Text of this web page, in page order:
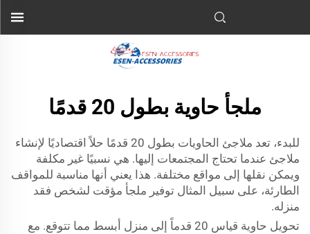
ملجأ حاوية بطول 20 قدمًا
للبدء، تعد ملاجئ الحاويات بطول 20 قدمًا حلاً اقتصاديًا لإنشاء
ملاجئ عندما تحتاج المجتمعات إليها. هي نسبيًا غير مكلفة
ويمكن نقلها إلى مواقع مختلفة. هذا يعني أنها مناسبة للمواقف
الطارئة، على سبيل المثال توفير ملجأ مؤقت لشخص فقد
منزله.
تحويل حاوية قياس 20 قدماً إلى منزل أبسط مما تتوقع. مع